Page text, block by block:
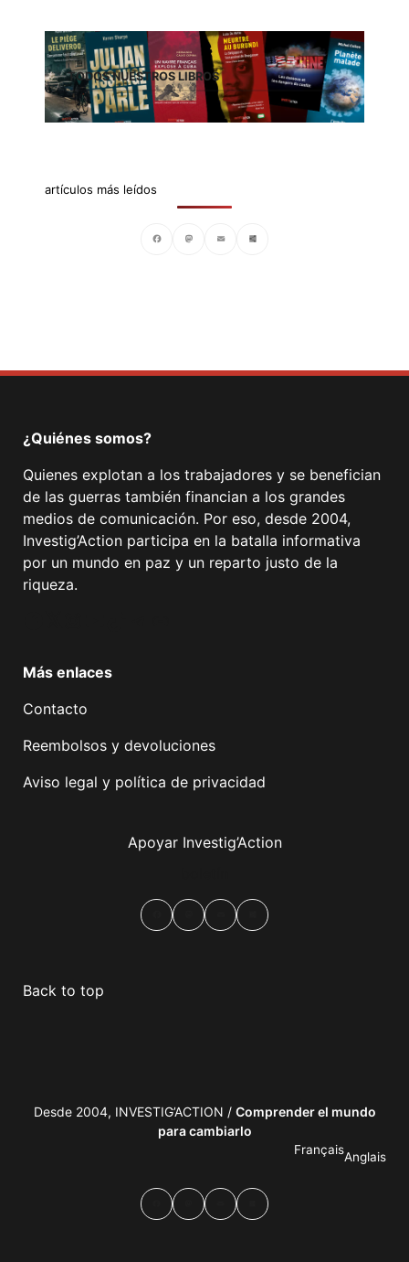
TODOS NUESTROS LIBROS
artículos más leídos
¿Quiénes somos?
Quienes explotan a los trabajadores y se benefician
de las guerras también financian a los grandes
medios de comunicación. Por eso, desde 2004,
Investig’Action participa en la batalla informativa
por un mundo en paz y un reparto justo de la
riqueza.
Más enlaces
Contacto
Reembolsos y devoluciones
Aviso legal y política de privacidad
Apoyar Investig’Action
Back to top
Desde 2004, INVESTIG’ACTION / Comprender el mundo
para cambiarlo
FrançaisAnglais